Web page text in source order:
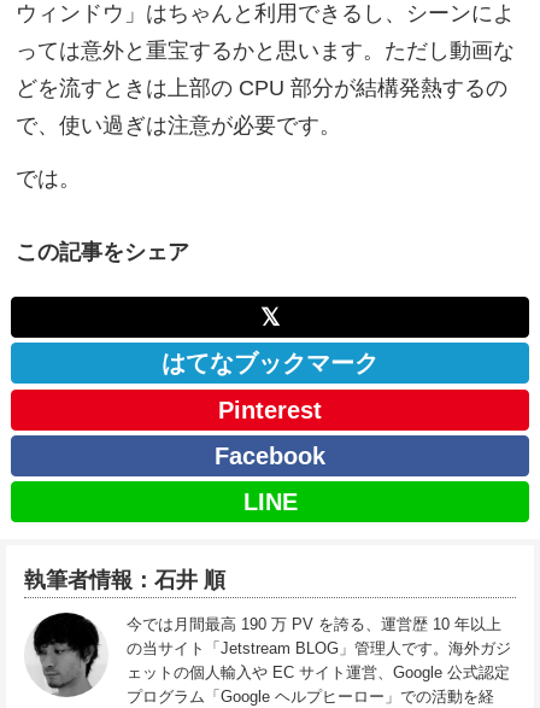
ウィンドウ」はちゃんと利用できるし、シーンによ
っては意外と重宝するかと思います。ただし動画な
どを流すときは上部の CPU 部分が結構発熱するの
で、使い過ぎは注意が必要です。
では。
この記事をシェア
𝕏
はてなブックマーク
Pinterest
Facebook
LINE
執筆者情報：石井 順
今では月間最高 190 万 PV を誇る、運営歴 10 年以上
の当サイト「Jetstream BLOG」管理人です。海外ガジ
ェットの個人輸入や EC サイト運営、Google 公式認定
プログラム「Google ヘルプヒーロー」での活動を経